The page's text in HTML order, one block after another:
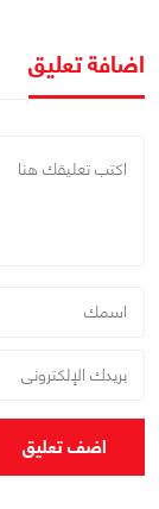
اضافة تعليق
اضف تعليق